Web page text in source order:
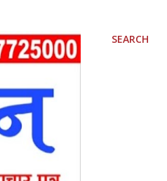
SEARCH